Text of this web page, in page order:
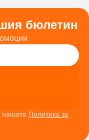
бюлетин
нашата Политика за